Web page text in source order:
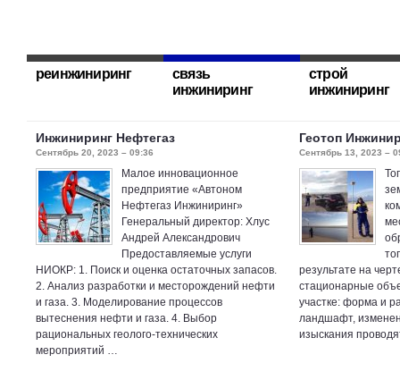
реинжиниринг
связь
инжиниринг
строй
инжиниринг
Инжиниринг Нефтегаз
Сентябрь 20, 2023 – 09:36
Малое инновационное
предприятие «Автоном
Нефтегаз Инжиниринг»
Генеральный директор: Хлус
Андрей Александрович
Предоставляемые услуги
НИОКР: 1. Поиск и оценка остаточных запасов.
2. Анализ разработки и месторождений нефти
и газа. 3. Моделирование процессов
вытеснения нефти и газа. 4. Выбор
рациональных геолого-технических
мероприятий …
Геотоп
Сентябрь 13, 2023 –
результате на
стационарные
участке: форма и
ландшафт,
изыскания